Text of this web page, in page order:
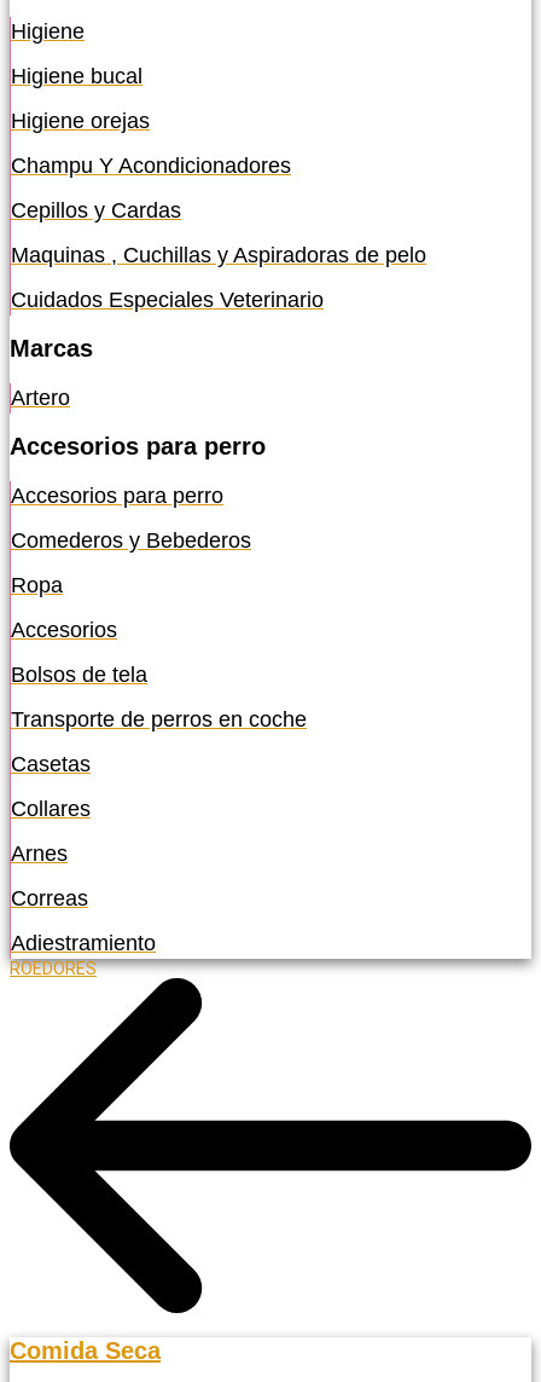
Higiene
Higiene bucal
Higiene orejas
Champu Y Acondicionadores
Cepillos y Cardas
Maquinas , Cuchillas y Aspiradoras de pelo
Cuidados Especiales Veterinario
Marcas
Artero
Accesorios para perro
Accesorios para perro
Comederos y Bebederos
Ropa
Accesorios
Bolsos de tela
Transporte de perros en coche
Casetas
Collares
Arnes
Correas
Adiestramiento
ROEDORES
Comida Seca